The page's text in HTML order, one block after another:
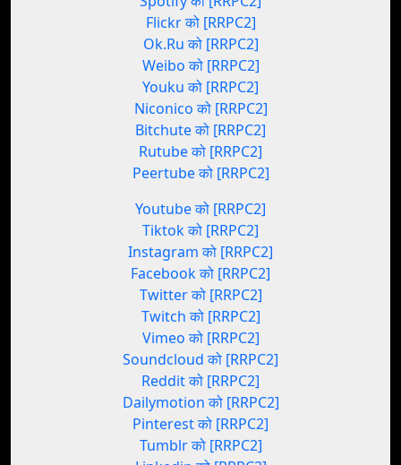
Flickr को [RRPC2]
Ok.Ru को [RRPC2]
Weibo को [RRPC2]
Youku को [RRPC2]
Niconico को [RRPC2]
Bitchute को [RRPC2]
Rutube को [RRPC2]
Peertube को [RRPC2]
Youtube को [RRPC2]
Tiktok को [RRPC2]
Instagram को [RRPC2]
Facebook को [RRPC2]
Twitter को [RRPC2]
Twitch को [RRPC2]
Vimeo को [RRPC2]
Soundcloud को [RRPC2]
Reddit को [RRPC2]
Dailymotion को [RRPC2]
Pinterest को [RRPC2]
Tumblr को [RRPC2]